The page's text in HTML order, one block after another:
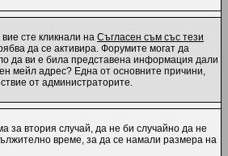
сте кликнали на Съгласен съм със тези
да се активира. Форумите могат да
да ви е била представена информация дали
мейл адрес? Една от основните причини,
от администраторите.
за втория случай, да не би случайно да не
време, за да се намали размера на